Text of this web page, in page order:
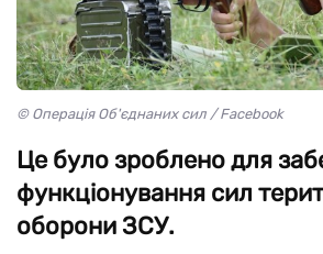
© Операція Об'єднаних сил / Facebook
Це було зроблено для
функціонування сил
оборони ЗСУ.